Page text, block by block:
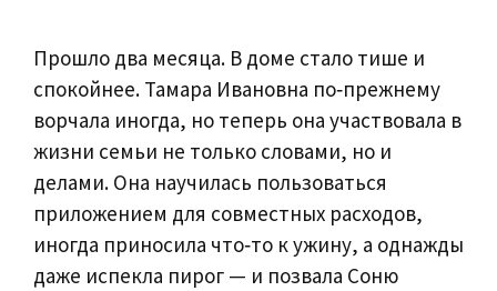
Прошло два месяца. В доме стало тише и
спокойнее. Тамара Ивановна по‑прежнему
ворчала иногда, но теперь она участвовала в
жизни семьи не только словами, но и
делами. Она научилась пользоваться
приложением для совместных расходов,
иногда приносила что‑то к ужину, а однажды
даже испекла пирог — и позвала Соню